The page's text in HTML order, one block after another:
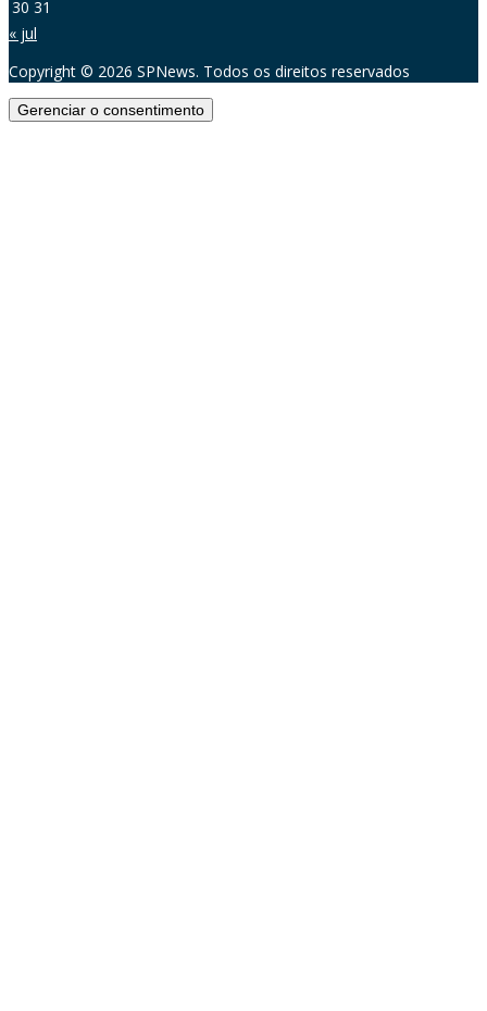
30 31
« jul
Copyright © 2026 SPNews. Todos os direitos reservados
Gerenciar o consentimento